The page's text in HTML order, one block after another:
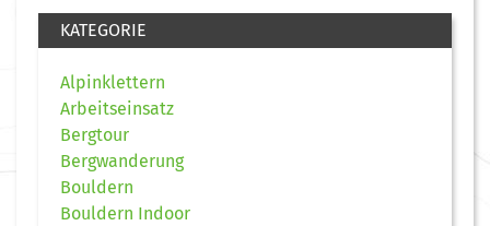
KATEGORIE
Alpinklettern
Arbeitseinsatz
Bergtour
Bergwanderung
Bouldern
Bouldern Indoor